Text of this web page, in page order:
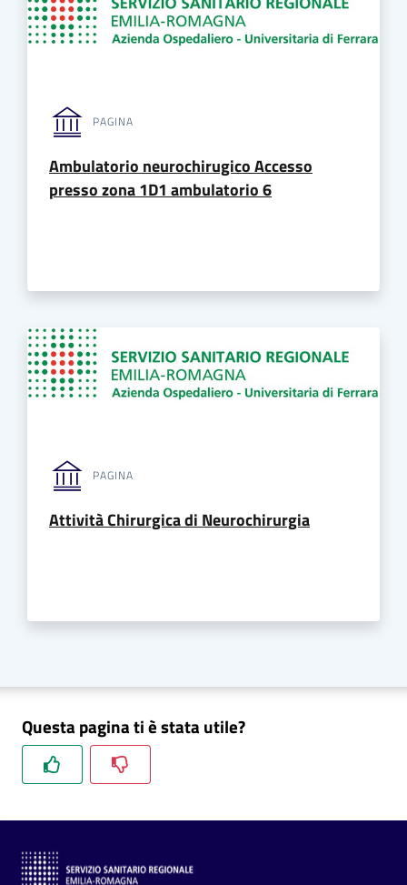
PAGINA
Ambulatorio neurochirugico Accesso
presso zona 1D1 ambulatorio 6
PAGINA
Attività Chirurgica di Neurochirurgia
Questa pagina ti è stata utile?